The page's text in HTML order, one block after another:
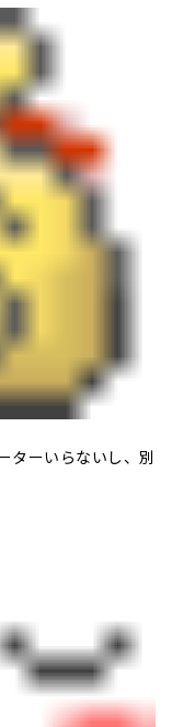
ターいらないし、別